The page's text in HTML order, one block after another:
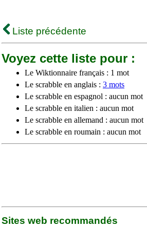
Liste précédente
Voyez cette liste pour :
Le Wiktionnaire français : 1 mot
Le scrabble en anglais : 3 mots
Le scrabble en espagnol : aucun mot
Le scrabble en italien : aucun mot
Le scrabble en allemand : aucun mot
Le scrabble en roumain : aucun mot
Sites web recommandés